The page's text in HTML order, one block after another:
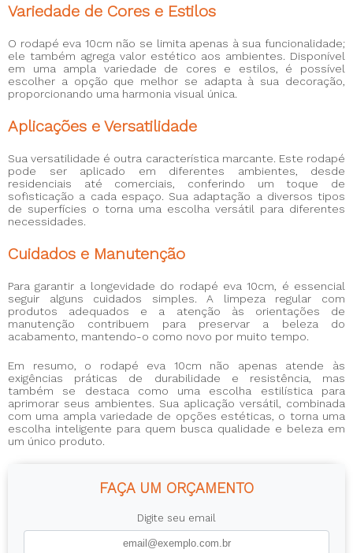
Variedade de Cores e Estilos
O rodapé eva 10cm não se limita apenas à sua funcionalidade;
ele também agrega valor estético aos ambientes. Disponível
em uma ampla variedade de cores e estilos, é possível
escolher a opção que melhor se adapta à sua decoração,
proporcionando uma harmonia visual única.
Aplicações e Versatilidade
Sua versatilidade é outra característica marcante. Este rodapé
pode ser aplicado em diferentes ambientes, desde
residenciais até comerciais, conferindo um toque de
sofisticação a cada espaço. Sua adaptação a diversos tipos
de superfícies o torna uma escolha versátil para diferentes
necessidades.
Cuidados e Manutenção
Para garantir a longevidade do rodapé eva 10cm , é essencial
seguir alguns cuidados simples. A limpeza regular com
produtos adequados e a atenção às orientações de
manutenção contribuem para preservar a beleza do
acabamento, mantendo-o como novo por muito tempo.
Em resumo, o rodapé eva 10cm não apenas atende às
exigências práticas de durabilidade e resistência, mas
também se destaca como uma escolha estilística para
aprimorar seus ambientes. Sua aplicação versátil, combinada
com uma ampla variedade de opções estéticas, o torna uma
escolha inteligente para quem busca qualidade e beleza em
um único produto.
FAÇA UM ORÇAMENTO
Digite seu email